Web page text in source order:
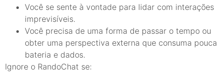
Você se sente à vontade para lidar com interações
imprevisíveis.
Você precisa de uma forma de passar o tempo ou
obter uma perspectiva externa que consuma pouca
bateria e dados.
Ignore o RandoChat se: